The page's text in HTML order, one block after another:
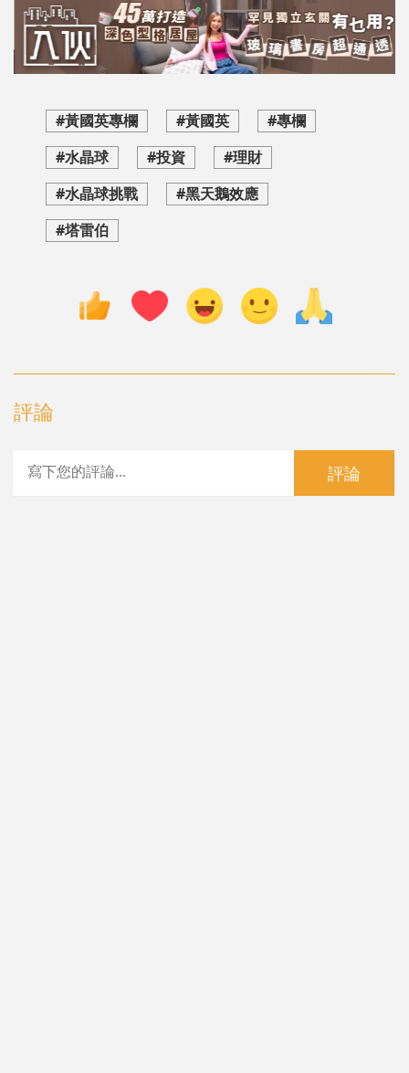
#黃國英專欄 #黃國英
#專欄
#水晶球
#投資
#理財
#水晶球挑戰
#黑天鵝效應
#塔雷伯
評論
評論